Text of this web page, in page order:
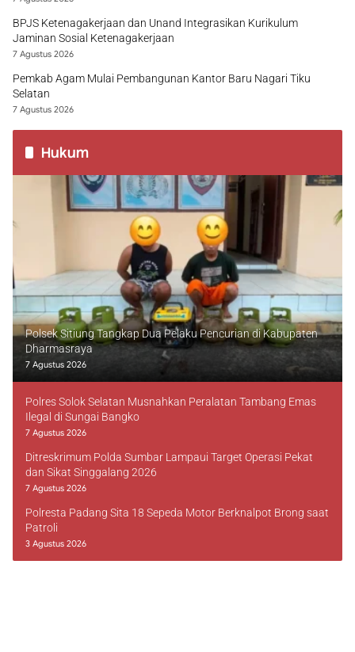
BPJS Ketenagakerjaan dan Unand Integrasikan Kurikulum
Jaminan Sosial Ketenagakerjaan
7 Agustus 2026
Pemkab Agam Mulai Pembangunan Kantor Baru Nagari Tiku
Selatan
7 Agustus 2026
Hukum
Polsek Sitiung Tangkap Dua Pelaku Pencurian di Kabupaten
Dharmasraya
7 Agustus 2026
Polres Solok Selatan Musnahkan Peralatan Tambang Emas
Ilegal di Sungai Bangko
7 Agustus 2026
Ditreskrimum Polda Sumbar Lampaui Target Operasi Pekat
dan Sikat Singgalang 2026
7 Agustus 2026
Polresta Padang Sita 18 Sepeda Motor Berknalpot Brong saat
Patroli
3 Agustus 2026